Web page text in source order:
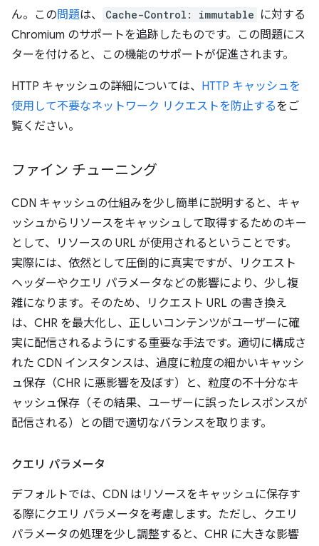
ん。この問題は、 Cache-Control: immutable に対する
Chromium のサポートを追跡したものです。この問題にス
ターを付けると、この機能のサポートが促進されます。
HTTP キャッシュの詳細については、 HTTP キャッシュを
使用して不要なネットワーク リクエストを防止するをご
覧ください。
ファイン チューニング
CDN キャッシュの仕組みを少し簡単に説明すると、キャ
ッシュからリソースをキャッシュして取得するためのキー
として、リソースの URL が使用されるということです。
実際には、依然として圧倒的に真実ですが、リクエスト
ヘッダーやクエリ パラメータなどの影響により、少し複
雑になります。そのため、リクエスト URL の書き換え
は、CHR を最大化し、正しいコンテンツがユーザーに確
実に配信されるようにする重要な手法です。適切に構成さ
れた CDN インスタンスは、過度に粒度の細かいキャッシ
ュ保存（CHR に悪影響を及ぼす）と、粒度の不十分なキ
ャッシュ保存（その結果、ユーザーに誤ったレスポンスが
配信される）との間で適切なバランスを取ります。
クエリ パラメータ
デフォルトでは、CDN はリソースをキャッシュに保存す
る際にクエリ パラメータを考慮します。ただし、クエリ
パラメータの処理を少し調整すると、CHR に大きな影響